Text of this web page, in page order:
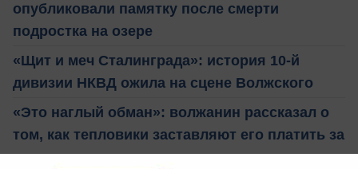
опубликовали памятку после смерти
подростка на озере
«Щит и меч Сталинграда»: история 10-й
дивизии НКВД ожила на сцене Волжского
«Это наглый обман»: волжанин рассказал о
том, как тепловики заставляют его платить за
«виртуальное» тепло